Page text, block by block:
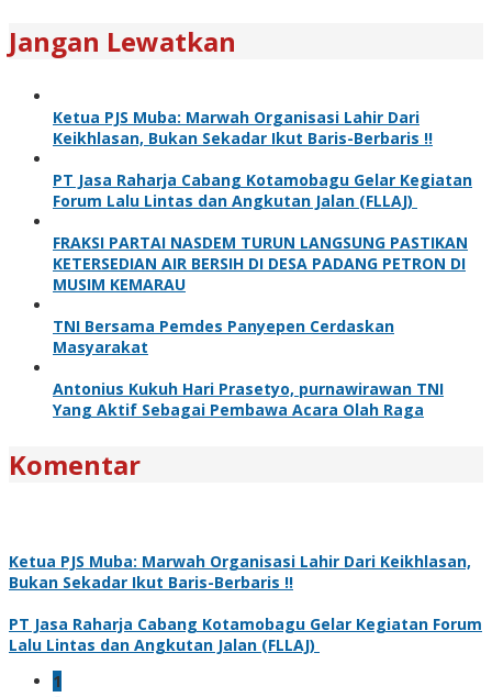
Jangan Lewatkan
Ketua PJS Muba: Marwah Organisasi Lahir Dari
Keikhlasan, Bukan Sekadar Ikut Baris-Berbaris !!
PT Jasa Raharja Cabang Kotamobagu Gelar Kegiatan
Forum Lalu Lintas dan Angkutan Jalan (FLLAJ)
FRAKSI PARTAI NASDEM TURUN LANGSUNG PASTIKAN
KETERSEDIAN AIR BERSIH DI DESA PADANG PETRON DI
MUSIM KEMARAU
TNI Bersama Pemdes Panyepen Cerdaskan
Masyarakat
Antonius Kukuh Hari Prasetyo, purnawirawan TNI
Yang Aktif Sebagai Pembawa Acara Olah Raga
Komentar
Ketua PJS Muba: Marwah Organisasi Lahir Dari Keikhlasan,
Bukan Sekadar Ikut Baris-Berbaris !!
PT Jasa Raharja Cabang Kotamobagu Gelar Kegiatan Forum
Lalu Lintas dan Angkutan Jalan (FLLAJ)
1